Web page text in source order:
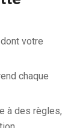
votre
chaque
à des règles,